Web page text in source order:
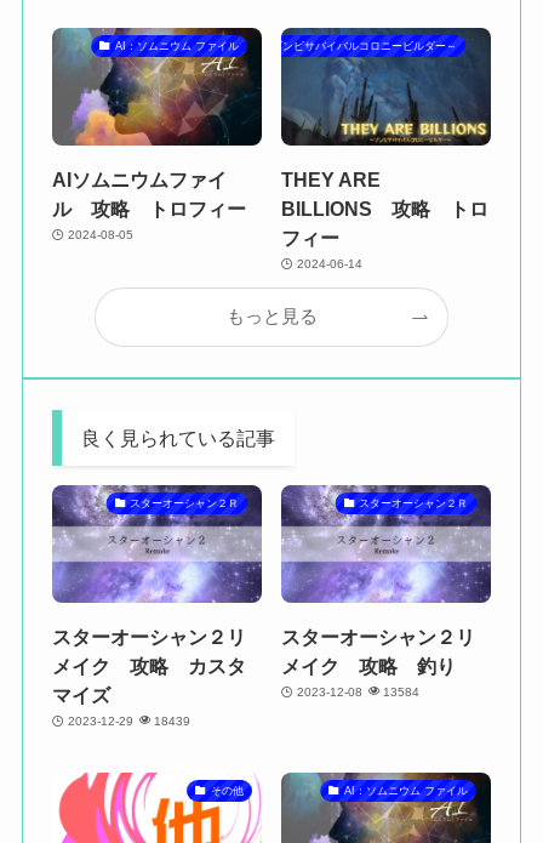
AI：ソムニウム ファイル
AIソムニウムファイ
ル 攻略 トロフィー
2024-08-05
THEY ARE BILLIONS～ゾンビサバイバルコロニービルダー～
THEY ARE
BILLIONS 攻略 トロ
フィー
2024-06-14
もっと見る
良く見られている記事
スターオーシャン２Ｒ
スターオーシャン２リ
メイク 攻略 カスタ
マイズ
2023-12-29 18439
スターオーシャン２Ｒ
スターオーシャン２リ
メイク 攻略 釣り
2023-12-08 13584
その他 AI：ソムニウム ファイル